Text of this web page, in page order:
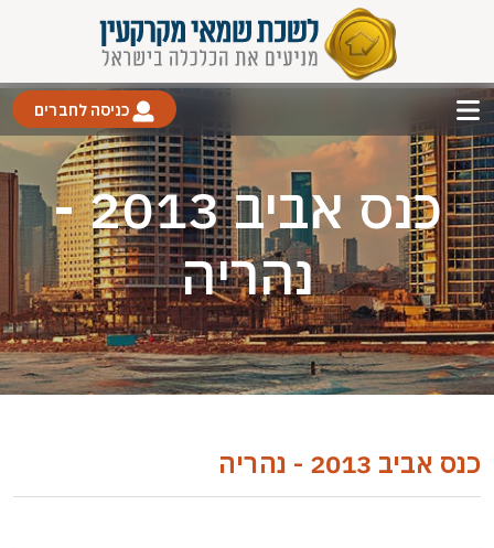
כניסה לחברים
כנס אביב 2013 -
נהריה
כנס אביב 2013 - נהריה